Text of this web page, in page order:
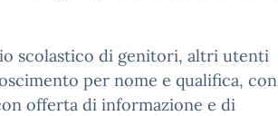
scolastico di genitori, altri utenti
per nome e qualifica, con
offerta di informazione e di